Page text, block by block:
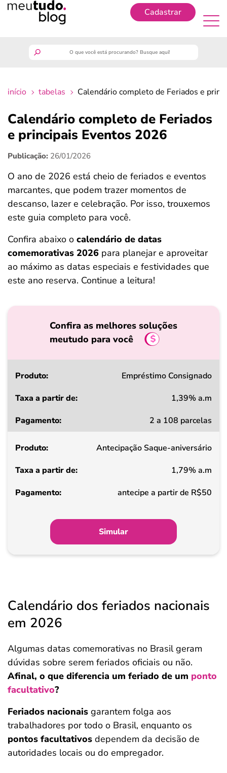
Cadastrar
finanças
benefícios
crédito fácil
últimas notícias
ferramentas
início tabelas Calendário completo de Feriados e
Calendário completo de Feriados
e principais Eventos 2026
Publicação: 26/01/2026
O ano de 2026 está cheio de feriados e eventos
marcantes, que podem trazer momentos de
descanso, lazer e celebração. Por isso, trouxemos
este guia completo para você.
Confira abaixo o calendário de datas
comemorativas 2026 para planejar e aproveitar
ao máximo as datas especiais e festividades que
este ano reserva. Continue a leitura!
Confira as melhores soluções
meutudo para você
Produto
a
de
Pagamento
Empréstimo Consignado
1,39% a.m
2 a 108 parcelas
Antecipação Saque-aniversário
1,79% a.m
antecipe a partir de R$50
Simular
Calendário dos feriados nacionais
em 2026
Algumas datas comemorativas no Brasil geram
dúvidas sobre serem feriados oficiais ou não.
Afinal, o que diferencia um feriado de um ponto
facultativo?
Feriados nacionais garantem folga aos
trabalhadores por todo o Brasil, enquanto os
pontos facultativos dependem da decisão de
autoridades locais ou do empregador.